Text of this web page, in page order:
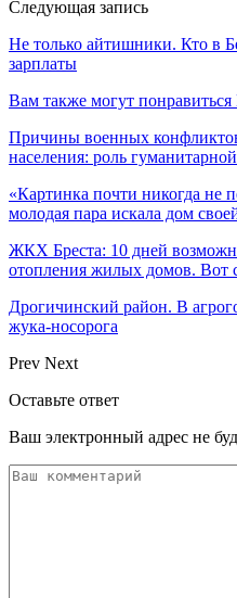
Следующая запись
Не только айтишники. Кто в
зарплаты
Вам также могут понравиться
Причины военных
населения: роль
«Картинка почти никогда не
молодая пара искала дом
ЖКХ Бреста: 10 дней
отопления жилых домов. Вот
Дрогичинский район. В
жука-носорога
Prev Next
Оставьте ответ
Ваш электронный адрес не